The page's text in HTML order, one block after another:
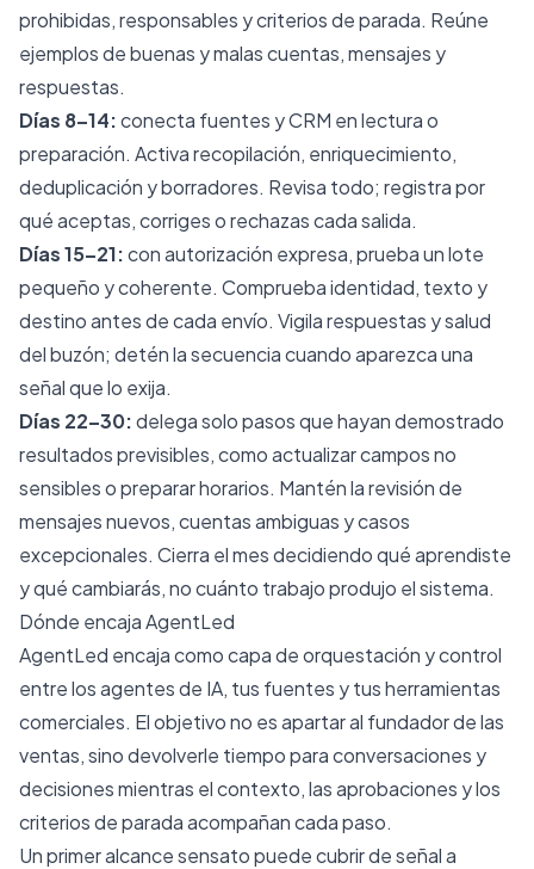
prohibidas, responsables y criterios de parada. Reúne
ejemplos de buenas y malas cuentas, mensajes y
respuestas.
Días 8–14:conecta fuentes y CRM en lectura o
preparación. Activa recopilación, enriquecimiento,
deduplicación y borradores. Revisa todo; registra por
qué aceptas, corriges o rechazas cada salida.
Días 15–21:con autorización expresa, prueba un lote
pequeño y coherente. Comprueba identidad, texto y
destino antes de cada envío. Vigila respuestas y salud
del buzón; detén la secuencia cuando aparezca una
señal que lo exija.
Días 22–30:delega solo pasos que hayan demostrado
resultados previsibles, como actualizar campos no
sensibles o preparar horarios. Mantén la revisión de
mensajes nuevos, cuentas ambiguas y casos
excepcionales. Cierra el mes decidiendo qué aprendiste
y qué cambiarás, no cuánto trabajo produjo el sistema.
Dónde encaja AgentLed
AgentLed encaja como capa de orquestación y control
entre los agentes de IA, tus fuentes y tus herramientas
comerciales. El objetivo no es apartar al fundador de las
ventas, sino devolverle tiempo para conversaciones y
decisiones mientras el contexto, las aprobaciones y los
criterios de parada acompañan cada paso.
Un primer alcance sensato puede cubrir de señal a